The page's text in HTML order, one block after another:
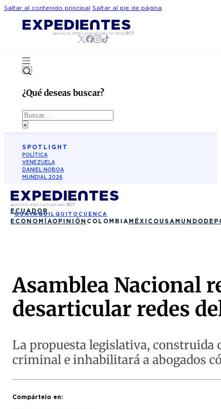
Saltar al contenido principal Saltar al pie de página
agosto 8, 2026 |Actualizado07:02:20 ECT
¿Qué deseas buscar?
Buscar
×
SPOTLIGHT
POLÍTICA
VENEZUELA
DANIEL NOBOA
MUNDIAL 2026
agosto 8, 2026| Actualizado ECT
ECUADOR
GUAYAQUIL QUITO CUENCA
ECONOMÍAOPINIÓN COLOMBIA MÉXICO USA MUNDO
Asamblea Nacional
desarticular redes
La propuesta legislativa, construida
criminal e inhabilitará a abogados
Compártelo en: